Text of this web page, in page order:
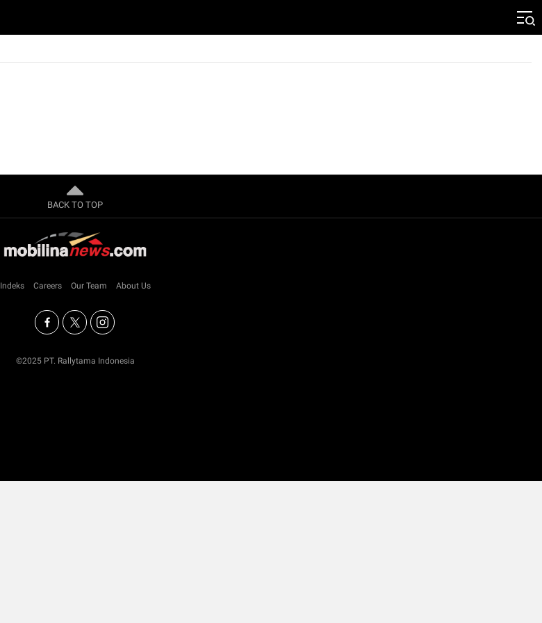
BACK TO TOP
Indeks Careers Our Team About Us
©2025 PT. Rallytama Indonesia